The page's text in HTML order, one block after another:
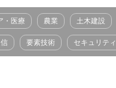
・医療 農業 土木建設
要素技術 セキュリティ